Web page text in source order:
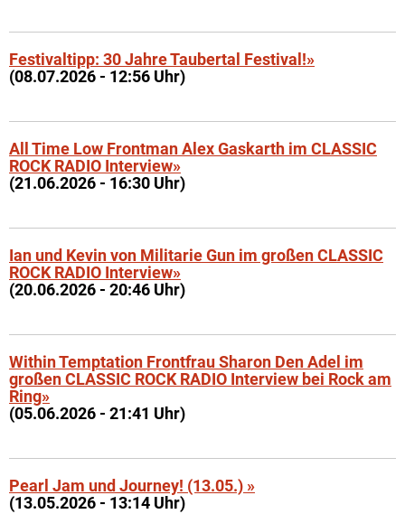
Festivaltipp: 30 Jahre Taubertal Festival!»
(08.07.2026 - 12:56 Uhr)
All Time Low Frontman Alex Gaskarth im CLASSIC
ROCK RADIO Interview»
(21.06.2026 - 16:30 Uhr)
Ian und Kevin von Militarie Gun im großen CLASSIC
ROCK RADIO Interview»
(20.06.2026 - 20:46 Uhr)
Within Temptation Frontfrau Sharon Den Adel im
großen CLASSIC ROCK RADIO Interview bei Rock am
Ring»
(05.06.2026 - 21:41 Uhr)
Pearl Jam und Journey! (13.05.) »
(13.05.2026 - 13:14 Uhr)